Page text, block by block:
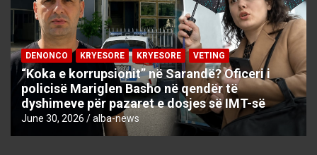
DENONCO KRYESORE KRYESORE VETING
“Koka e korrupsionit” në Sarandë? Oficeri i
policisë Mariglen Basho në qendër të
dyshimeve për pazaret e dosjes së IMT-së
June 30, 2026 alba-news